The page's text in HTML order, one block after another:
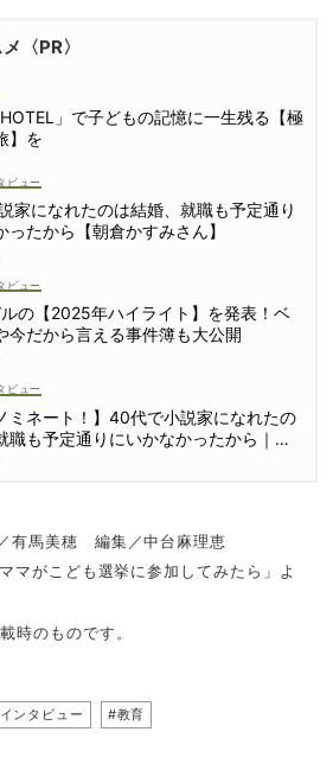
〈PR〉
HOTEL」で子どもの記憶に一生残る【極
】を
ビュー
家になれたのは結婚、就職も予定通り
ったから【朝倉かすみさん】
ビュー
ルの【2025年ハイライト】を発表！ベ
今だから言える事件簿も大公開
ビュー
ミネート！】40代で小説家になれたの
職も予定通りにいかなかったから｜朝
有馬美穂 編集／中台麻理恵
マがこども選挙に参加してみたら」よ
時のものです。
ンタビュー #教育